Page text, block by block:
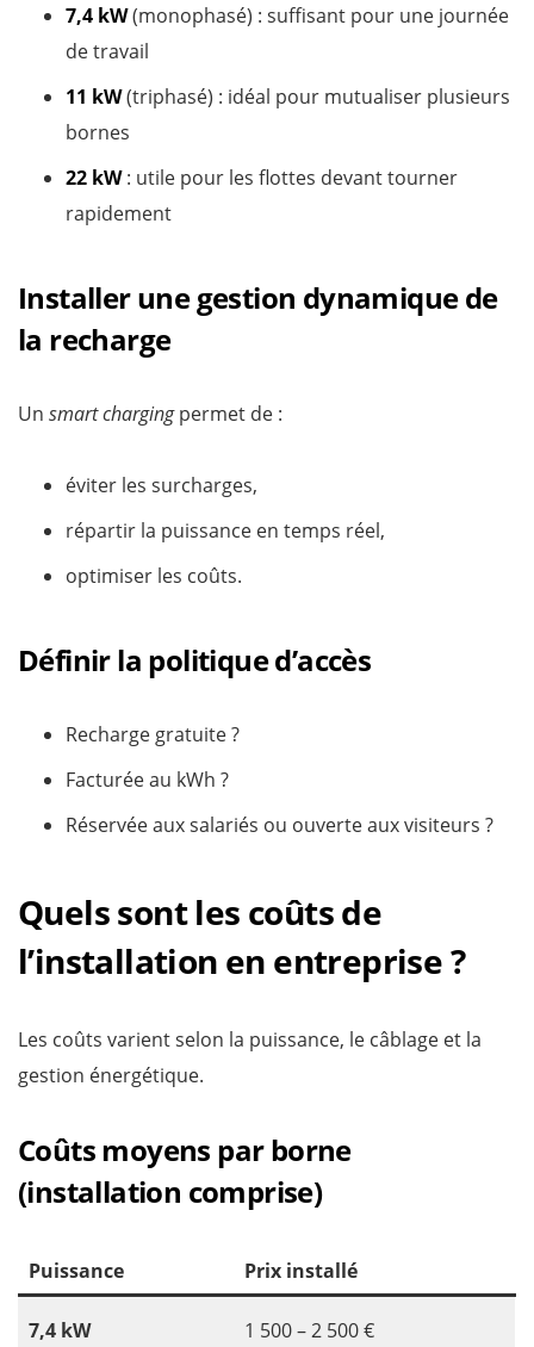
7,4 kW(monophasé) : suffisant pour une journée
de travail
11 kW(triphasé) : idéal pour mutualiser plusieurs
bornes
22 kW: utile pour les flottes devant tourner
rapidement
Installer une gestion dynamique de
la recharge
Un smart chargingpermet de :
éviter les surcharges,
répartir la puissance en temps réel,
optimiser les coûts.
Définir la politique d’accès
Recharge gratuite ?
Facturée au kWh ?
Réservée aux salariés ou ouverte aux visiteurs ?
Quels sont les coûts de
l’installation en entreprise ?
Les coûts varient selon la puissance, le câblage et la
gestion énergétique.
Coûts moyens par borne
(installation comprise)
Puissance Prix installé
7,4 kW 1 500 – 2 500 €